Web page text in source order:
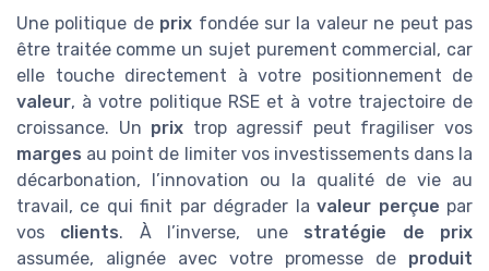
Une politique de prix fondée sur la valeur ne peut pas
être traitée comme un sujet purement commercial, car
elle touche directement à votre positionnement de
valeur, à votre politique RSE et à votre trajectoire de
croissance. Un prix trop agressif peut fragiliser vos
marges au point de limiter vos investissements dans la
décarbonation, l’innovation ou la qualité de vie au
travail, ce qui finit par dégrader lavaleur perçue par
vos clients. À l’inverse, une stratégie de prix
assumée, alignée avec votre promesse de produit